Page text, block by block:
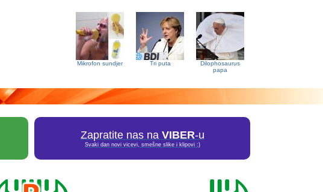
Dilophosaurus
papa
Tri puta
Mikrofon sundjer
Zapratite nas na VIBER-u
Svaki dan novi vicevi, smešne slike i klipovi :)